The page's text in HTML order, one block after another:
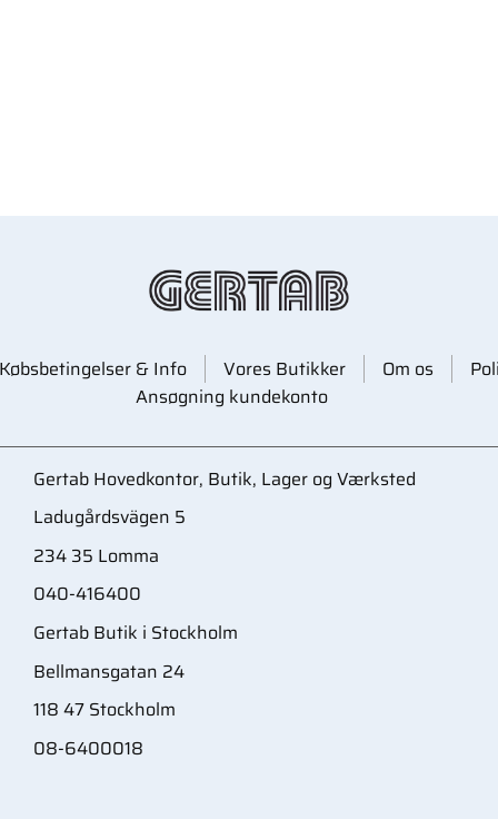
& Info Vores Butikker Om os
Ansøgning kundekonto
Gertab Hovedkontor, Butik, Lager og Værksted
Ladugårdsvägen 5
234 35 Lomma
040-416400
Gertab Butik i Stockholm
Bellmansgatan 24
118 47 Stockholm
08-6400018